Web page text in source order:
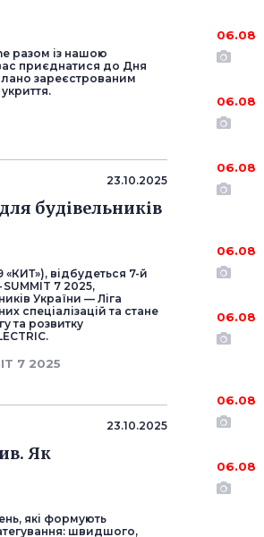
разом із нашою
приєднатися до Дня
зареєстрованим
23.10.2025
будівельників
відбудеться 7-й
7 2025,
України — Ліга
спеціалізацій та стане
та розвитку
7 2025
23.10.2025
Як
які формують
швидшого,
06.08
06.08
06.08
06.08
06.08
06.08
06.08